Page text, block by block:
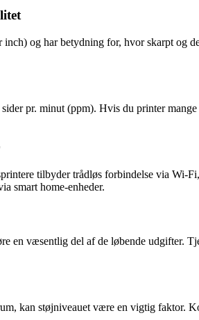
inch) og har betydning for, hvor skarpt og
pr. minut (ppm). Hvis du printer
tilbyder trådløs forbindelse via Wi-
smart home-enheder.
en væsentlig del af de løbende udgifter.
kan støjniveauet være en vigtig faktor.